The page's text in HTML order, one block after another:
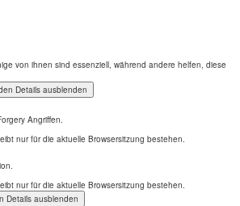
von ihnen sind essenziell, während andere helfen, diese
Details ausblenden
Angriffen.
nur für die aktuelle Browsersitzung bestehen.
nur für die aktuelle Browsersitzung bestehen.
Details ausblenden